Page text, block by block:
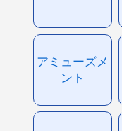
アミューズメ
ント